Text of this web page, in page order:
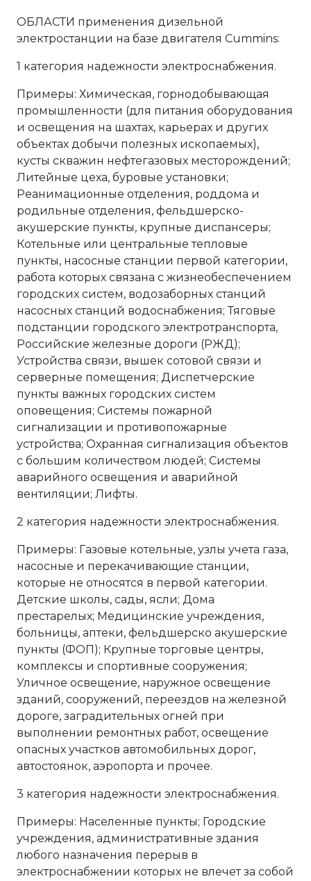
ОБЛАСТИ применения дизельной
электростанции на базе двигателя Cummins:
1 категория надежности электроснабжения.
Примеры: Химическая, горнодобывающая
промышленности (для питания оборудования
и освещения на шахтах, карьерах и других
объектах добычи полезных ископаемых),
кусты скважин нефтегазовых месторождений;
Литейные цеха, буровые установки;
Реанимационные отделения, роддома и
родильные отделения, фельдшерско-
акушерские пункты, крупные диспансеры;
Котельные или центральные тепловые
пункты, насосные станции первой категории,
работа которых связана с жизнеобеспечением
городских систем, водозаборных станций
насосных станций водоснабжения; Тяговые
подстанции городского электротранспорта,
Российские железные дороги (РЖД);
Устройства связи, вышек сотовой связи и
серверные помещения; Диспетчерские
пункты важных городских систем
оповещения; Системы пожарной
сигнализации и противопожарные
устройства; Охранная сигнализация объектов
с большим количеством людей; Системы
аварийного освещения и аварийной
вентиляции; Лифты.
2 категория надежности электроснабжения.
Примеры: Газовые котельные, узлы учета газа,
насосные и перекачивающие станции,
которые не относятся в первой категории.
Детские школы, сады, ясли; Дома
престарелых; Медицинские учреждения,
больницы, аптеки, фельдшерско акушерские
пункты (ФОП); Крупные торговые центры,
комплексы и спортивные сооружения;
Уличное освещение, наружное освещение
зданий, сооружений, переездов на железной
дороге, заградительных огней при
выполнении ремонтных работ, освещение
опасных участков автомобильных дорог,
автостоянок, аэропорта и прочее.
3 категория надежности электроснабжения.
Примеры: Населенные пункты; Городские
учреждения, административные здания
любого назначения перерыв в
электроснабжении которых не влечет за собой